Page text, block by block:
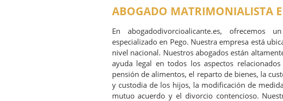
ABOGADO MATRIMONIALISTA
En abogadodivorcioalicante.es, ofrecemos
especializado en Pego. Nuestra empresa está
nivel nacional. Nuestros abogados están
ayuda legal en todos los aspectos
pensión de alimentos, el reparto de bienes, la
y custodia de los hijos, la modificación de
mutuo acuerdo y el divorcio contencioso.